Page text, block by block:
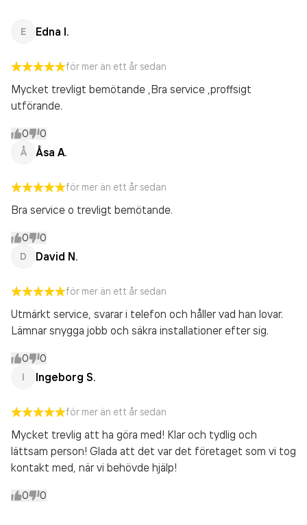
E Edna I.
för mer än ett år sedan
Mycket trevligt bemötande ,Bra service ,proffsigt
utförande.
0 0
Å Åsa A.
för mer än ett år sedan
Bra service o trevligt bemötande.
0 0
D David N.
för mer än ett år sedan
Utmärkt service, svarar i telefon och håller vad han lovar.
Lämnar snygga jobb och säkra installationer efter sig.
0 0
I Ingeborg S.
för mer än ett år sedan
Mycket trevlig att ha göra med! Klar och tydlig och
lättsam person! Glada att det var det företaget som vi tog
kontakt med, när vi behövde hjälp!
0 0